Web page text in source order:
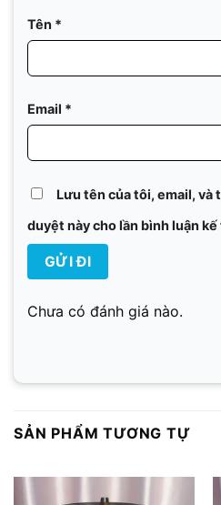
Tên *
Email *
Lưu tên của tôi, email,
duyệt này cho lần bình luận
Chưa có đánh giá nào.
SẢN PHẨM TƯƠNG TỰ